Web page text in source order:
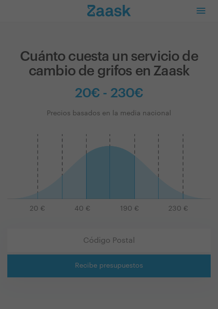
Cuánto cuesta un servicio de
cambio de grifos en Zaask
20€ - 230€
Precios basados en la media nacional
20 € 40 € 190 € 230 €
Recibe presupuestos